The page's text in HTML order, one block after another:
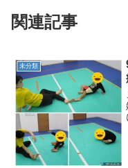
関連記事
未分類